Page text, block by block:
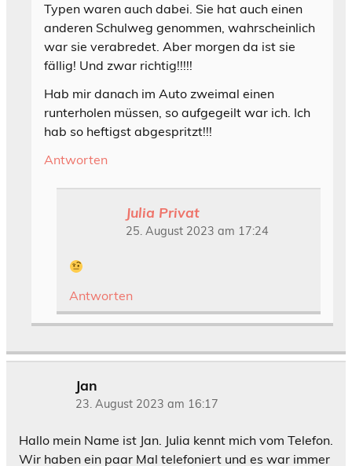
Typen waren auch dabei. Sie hat auch einen
anderen Schulweg genommen, wahrscheinlich
war sie verabredet. Aber morgen da ist sie
fällig! Und zwar richtig!!!!!
Hab mir danach im Auto zweimal einen
runterholen müssen, so aufgegeilt war ich. Ich
hab so heftigst abgespritzt!!!
Antworten
Julia Privat
25. August 2023 am 17:24
Antworten
Jan
23. August 2023 am 16:17
Hallo mein Name ist Jan. Julia kennt mich vom Telefon.
Wir haben ein paar Mal telefoniert und es war immer